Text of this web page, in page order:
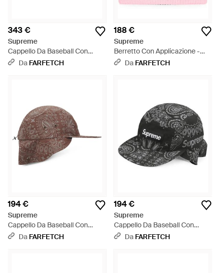
343 €
Supreme
Cappello Da Baseball Con
Cuciture Riflettenti - Viola
Da FARFETCH
188 €
Supreme
Berretto Con Applicazione -
RosaDa FARFETCH
194 €
Supreme
Cappello Da Baseball Con
Stampa Bandana - Marrone
Da FARFETCH
194 €
Supreme
Cappello Da Baseball Con
Stampa Bandana - Nero
Da FARFETCH